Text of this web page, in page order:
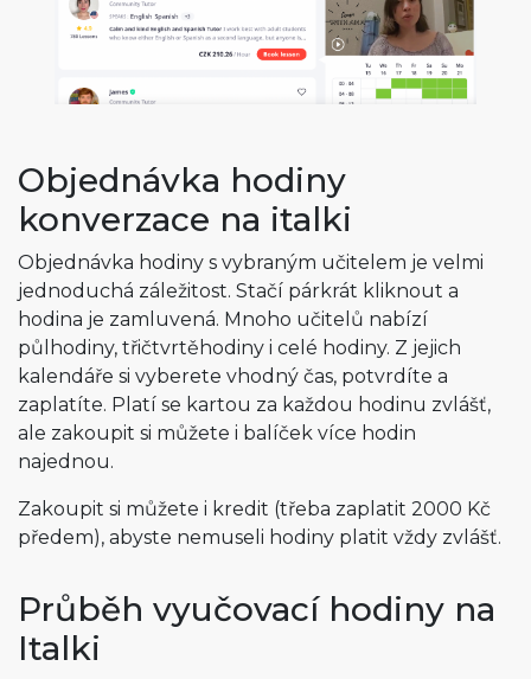
Objednávka hodiny
konverzace na italki
Objednávka hodiny s vybraným učitelem je velmi
jednoduchá záležitost. Stačí párkrát kliknout a
hodina je zamluvená. Mnoho učitelů nabízí
půlhodiny, třičtvrtěhodiny i celé hodiny. Z jejich
kalendáře si vyberete vhodný čas, potvrdíte a
zaplatíte. Platí se kartou za každou hodinu zvlášť,
ale zakoupit si můžete i balíček více hodin
najednou.
Zakoupit si můžete i kredit (třeba zaplatit 2000 Kč
předem), abyste nemuseli hodiny platit vždy zvlášť.
Průběh vyučovací hodiny na
Italki